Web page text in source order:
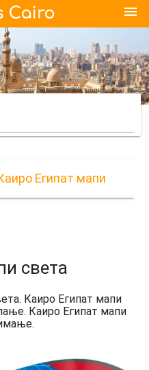
menu
Египат мапи
света
Каиро Египат мапи
Каиро Египат мапи